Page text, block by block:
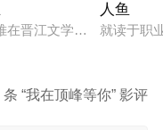
警匪、反诈 规格：15分
在晋江文学城的小说《平
人鱼
就读于职
条 “我在顶峰等你” 影评